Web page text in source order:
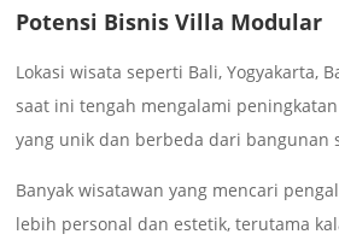
Potensi Bisnis Villa Modular
Lokasi wisata seperti Bali, Yogyakarta,
saat ini tengah mengalami
yang unik dan berbeda dari bangunan
Banyak wisatawan yang mencari
lebih personal dan estetik, terutama